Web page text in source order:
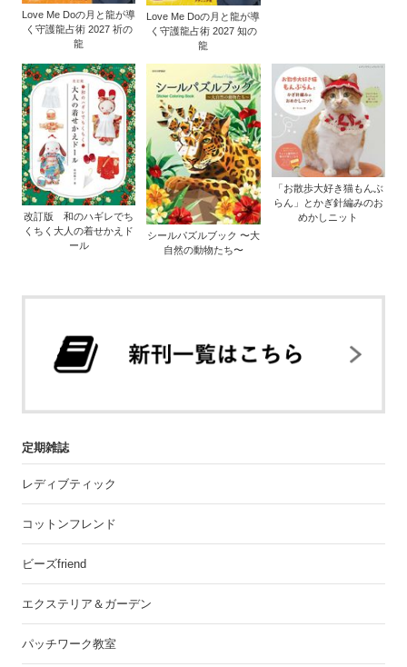
Love Me Doの月と龍が導
く守護龍占術 2027 祈の
龍
Love Me Doの月と龍が導
く守護龍占術 2027 知の
龍
改訂版 和のハギレでち
くちく大人の着せかえド
ール
シールパズルブック 〜大
自然の動物たち〜
「お散歩大好き猫もんぶ
らん」とかぎ針編みのお
めかしニット
定期雑誌
レディブティック
コットンフレンド
ビーズfriend
エクステリア＆ガーデン
パッチワーク教室